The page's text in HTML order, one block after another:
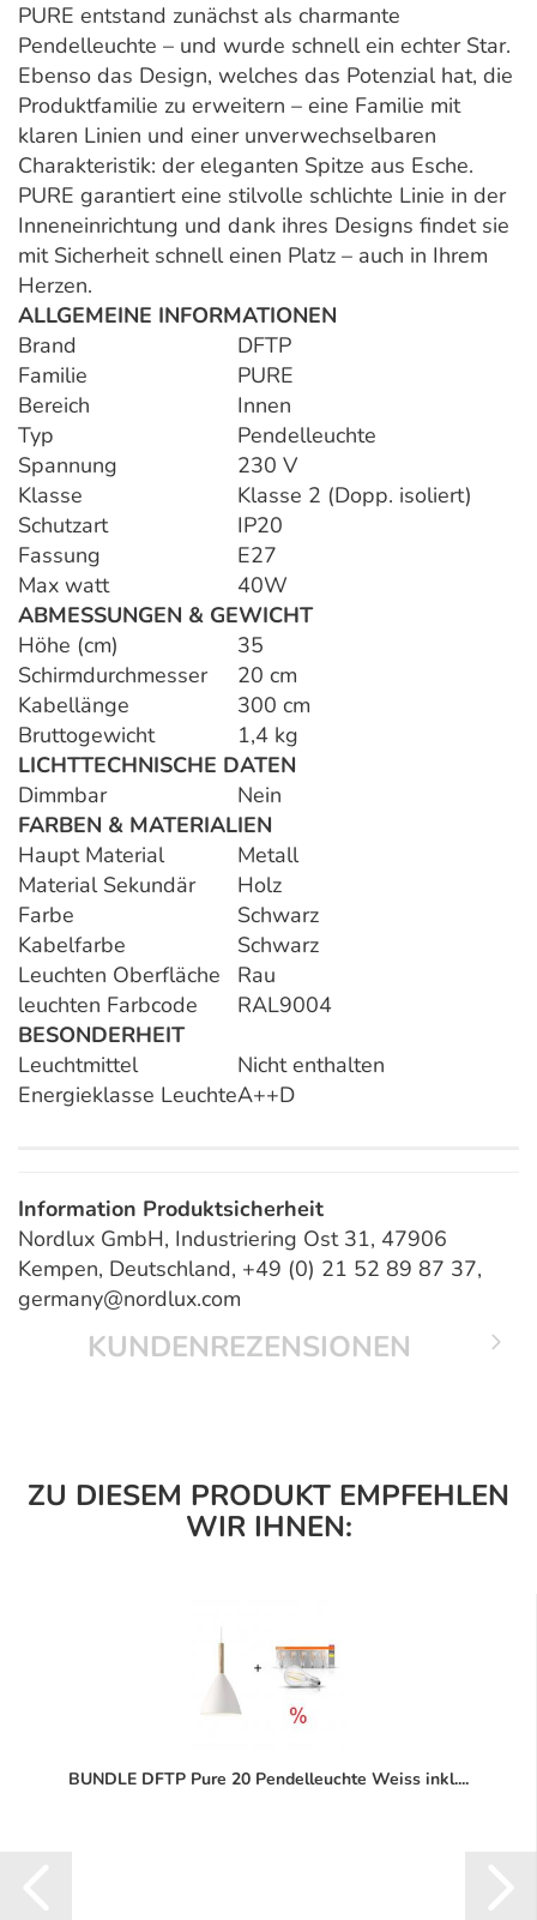
PURE entstand zunächst als charmante
Pendelleuchte – und wurde schnell ein echter Star.
Ebenso das Design, welches das Potenzial hat, die
Produktfamilie zu erweitern – eine Familie mit
klaren Linien und einer unverwechselbaren
Charakteristik: der eleganten Spitze aus Esche.
PURE garantiert eine stilvolle schlichte Linie in der
Inneneinrichtung und dank ihres Designs findet sie
mit Sicherheit schnell einen Platz – auch in Ihrem
Herzen.
ALLGEMEINE INFORMATIONEN
Brand
DFTP
Familie
PURE
Bereich
Innen
Typ
Pendelleuchte
Spannung
230 V
Klasse
Klasse 2 (Dopp. isoliert)
Schutzart
IP20
Fassung
E27
Max watt
40W
ABMESSUNGEN & GEWICHT
Höhe (cm)
35
Schirmdurchmesser
20 cm
Kabellänge
300 cm
Bruttogewicht
1,4 kg
LICHTTECHNISCHE DATEN
Dimmbar
Nein
FARBEN & MATERIALIEN
Haupt Material
Metall
Material Sekundär
Holz
Farbe
Schwarz
Kabelfarbe
Schwarz
Leuchten Oberfläche
Rau
leuchten Farbcode
RAL9004
BESONDERHEIT
Leuchtmittel
Nicht enthalten
Energieklasse LeuchteA++D
Information Produktsicherheit
Nordlux GmbH, Industriering Ost 31, 47906
Kempen, Deutschland, +49 (0) 21 52 89 87 37,
germany@nordlux.com
KUNDENREZENSIONEN
ZU DIESEM PRODUKT EMPFEHLEN
WIR IHNEN:
BUNDLE DFTP Pure 20 Pendelleuchte Weiss inkl....